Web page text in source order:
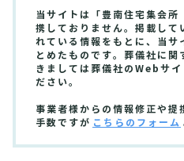
当サイトは「豊南住宅集会
携しておりません。掲載して
れている情報をもとに、当サ
とめたものです。葬儀社に関
きましては葬儀社のWebサ
ださい。
事業者様からの情報修正や提
手数ですが こちらのフォーム